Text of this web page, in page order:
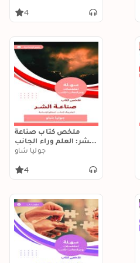
4
ملخص كتاب صناعة
الشر: العلم وراء الجانب
المظلم للإنسانية
جوليا شاو
4